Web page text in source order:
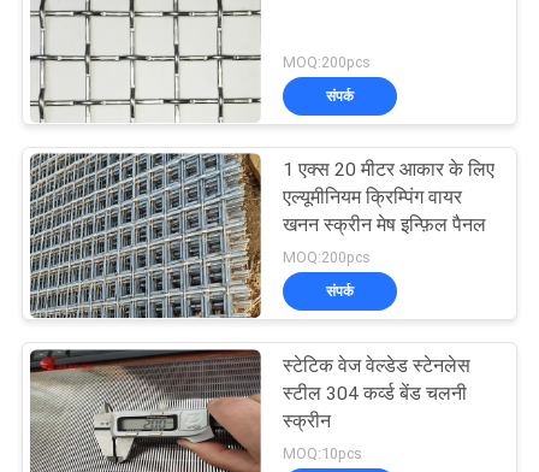
MOQ:200pcs
संपर्क
1 एक्स 20 मीटर आकार के लिए
एल्यूमीनियम क्रिम्पिंग वायर
खनन स्क्रीन मेष इन्फ़िल पैनल
MOQ:200pcs
संपर्क
स्टेटिक वेज वेल्डेड स्टेनलेस
स्टील 304 कर्व्ड बेंड चलनी
स्क्रीन
MOQ:10pcs